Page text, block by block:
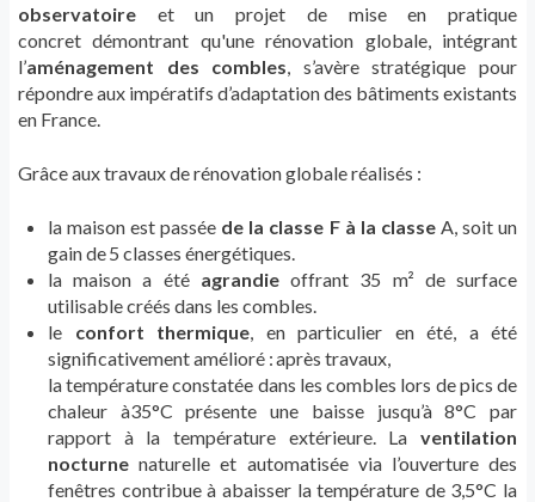
observatoire
et
un projet de mise en pratique
concret démontrant qu'une rénovation globale, intégrant
l’aménagement des combles, s’avère stratégique pour
répondre aux impératifs d’adaptation des bâtiments existants
en France.
Grâce aux travaux de rénovation globale réalisés :
la maison est passée de la classe F à la classeA, soit un
gain de5 classes énergétiques.
la maison a été agrandieoffrant 35 m² de surface
utilisablecréés dans les combles.
le confort thermique, en particulier en été, a été
significativement amélioré :après travaux,
la températureconstatée dans les combles lors de pics de
chaleur à35°C présente une baisse jusqu’à8°C
par
rapport àla température extérieure. La ventilation
nocturne naturelle et automatisée via l’ouverture des
fenêtres contribue à abaisser la température de 3,5°C la